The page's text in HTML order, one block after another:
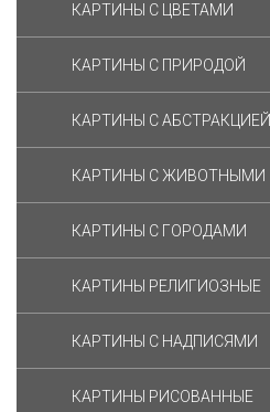
КАРТИНЫ С ЦВЕТАМИ
КАРТИНЫ С ПРИРОДОЙ
КАРТИНЫ С АБСТРАКЦИЕЙ
КАРТИНЫ С ЖИВОТНЫМИ
КАРТИНЫ С ГОРОДАМИ
КАРТИНЫ РЕЛИГИОЗНЫЕ
КАРТИНЫ С НАДПИСЯМИ
КАРТИНЫ РИСОВАННЫЕ